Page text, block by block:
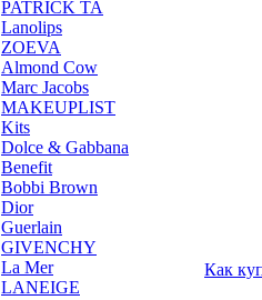
PATRICK TA
Lanolips
ZOEVA
Almond Cow
Marc Jacobs
MAKEUPLIST
Kits
Dolce & Gabbana
Benefit
Bobbi Brown
Dior
Guerlain
GIVENCHY
La Mer
LANEIGE
Как